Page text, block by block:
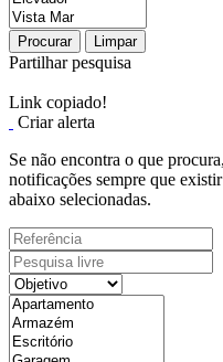
Procurar Limpar
Partilhar pesquisa
Link copiado!
Criar alerta
Se não encontra o que
notificações sempre que
abaixo selecionadas.